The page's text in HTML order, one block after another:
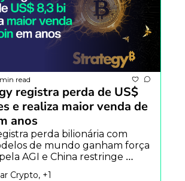
read
registra perda de US$
e realiza maior venda de
anos
perda bilionária com
de mundo ganham força
AGI e China restringe
com personalidade.
Crypto, +1